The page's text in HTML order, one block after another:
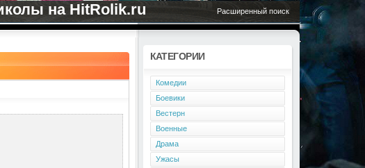
Расширенный поиск
на HitRolik.ru
КАТЕГОРИИ
Комедии
Боевики
Вестерн
Военные
Драма
Ужасы